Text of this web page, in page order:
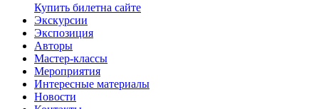
Купить билетна сайте
Экскурсии
Экспозиция
Авторы
Мастер-классы
Мероприятия
Интересные материалы
Новости